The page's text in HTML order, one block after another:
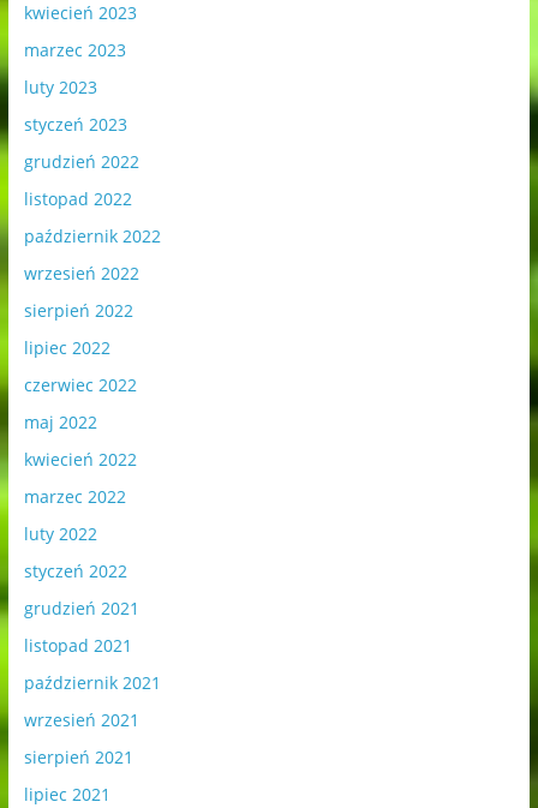
kwiecień 2023
marzec 2023
luty 2023
styczeń 2023
grudzień 2022
listopad 2022
październik 2022
wrzesień 2022
sierpień 2022
lipiec 2022
czerwiec 2022
maj 2022
kwiecień 2022
marzec 2022
luty 2022
styczeń 2022
grudzień 2021
listopad 2021
październik 2021
wrzesień 2021
sierpień 2021
lipiec 2021